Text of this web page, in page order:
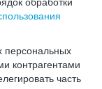
персональных
контрагентами
часть